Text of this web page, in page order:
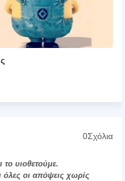
0Σχόλια
το υιοθετούμε.
όλες οι απόψεις χωρίς